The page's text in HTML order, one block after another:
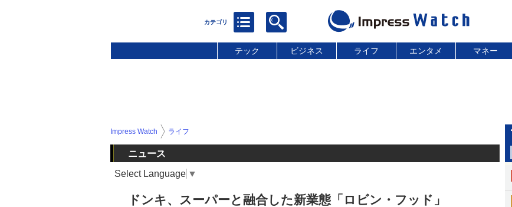
テック ビジネス ライフ エンタメ マネー
Impress Watch ライフ
ニュース
Select Language ▼
ドンキ、スーパーと融合した新業態「ロビン・フッド」